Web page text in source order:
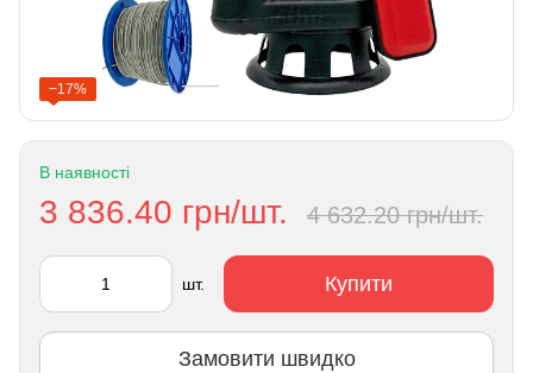
−17%
В наявності
3 836.40 грн/шт. 4 632.20 грн/шт.
шт. Купити
Замовити швидко